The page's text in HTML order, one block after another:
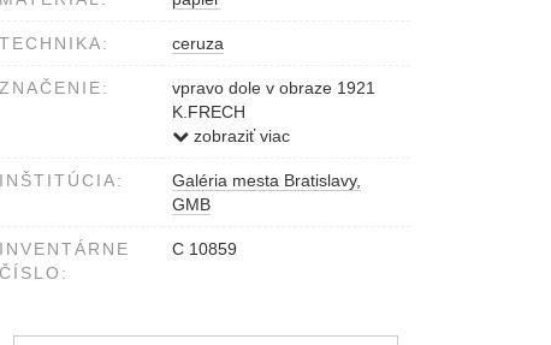
TECHNIKA: ceruza
ZNAČENIE:
vpravo dole v obraze 1921
K.FRECH
v strede dole v obraze
zobraziť viac
INŠTITÚCIA:
Galéria mesta Bratislavy,
GMB
INVENTÁRNE
ČÍSLO:
C 10859